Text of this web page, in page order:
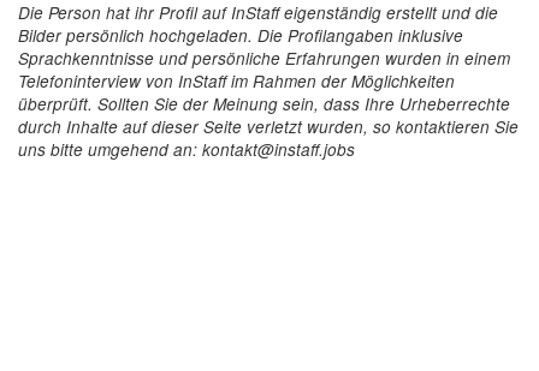
Die Person hat ihr Profil auf InStaff eigenständig erstellt und die
Bilder persönlich hochgeladen. Die Profilangaben inklusive
Sprachkenntnisse und persönliche Erfahrungen wurden in einem
Telefoninterview von InStaff im Rahmen der Möglichkeiten
überprüft. Sollten Sie der Meinung sein, dass Ihre Urheberrechte
durch Inhalte auf dieser Seite verletzt wurden, so kontaktieren Sie
uns bitte umgehend an: kontakt@instaff.jobs